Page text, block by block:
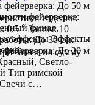
фейерверка: До 50 м
фейерверка:
финал,
эффекты Эффекты
изделия:
0.5 " Залпы: 10
До 30 сек
фейерверка: До 20 м
Светло-
Тип римской
с…
заказе на сумму